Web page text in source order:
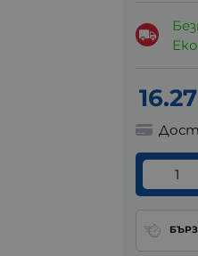
16.27